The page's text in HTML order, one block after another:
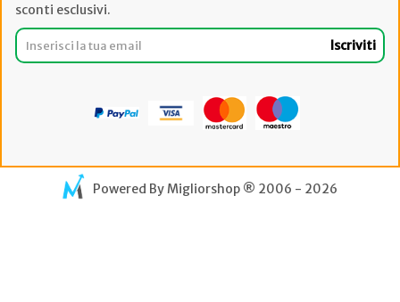
sconti esclusivi.
Iscriviti
Powered ByMigliorshop® 2006 - 2026